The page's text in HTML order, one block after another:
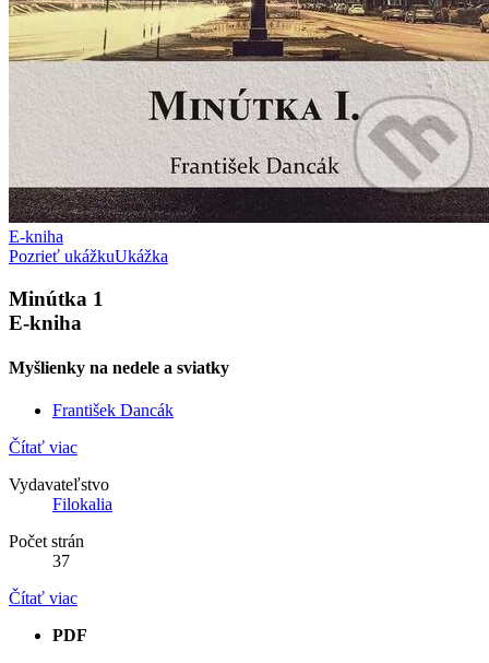
E-kniha
Pozrieť ukážkuUkážka
Minútka 1
E-kniha
Myšlienky na nedele a sviatky
František Dancák
Čítať viac
Vydavateľstvo
Filokalia
Počet strán
37
Čítať viac
PDF